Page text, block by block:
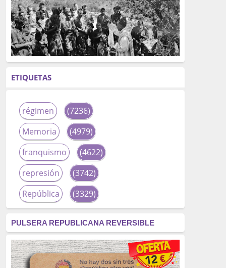
ETIQUETAS
régimen
(7236)
Memoria
(4979)
franquismo
(4622)
represión
(3742)
República
(3329)
fascismo
(2677)
tardofranquismo
(2320)
PULSERA REPUBLICANA REVERSIBLE